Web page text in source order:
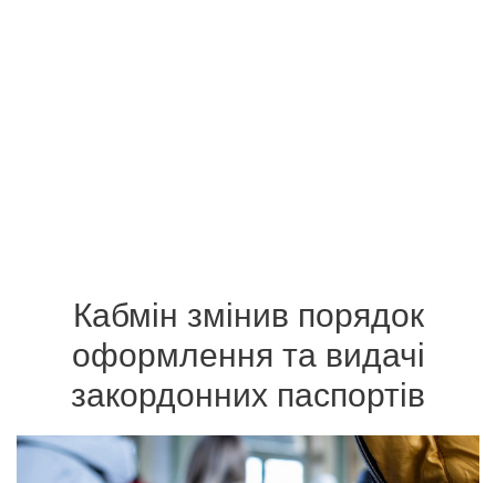
Кабмін змінив порядок
оформлення та видачі
закордонних паспортів